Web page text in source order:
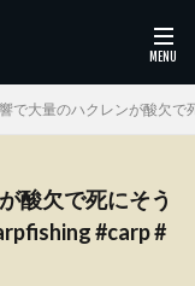
で大量のハクレンが酸欠で
酸欠で死にそう
#carp #